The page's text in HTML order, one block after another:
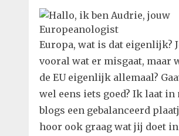
Europa, wat is dat eigenlijk?
vooral wat er misgaat, maar
de EU eigenlijk allemaal?
wel eens iets goed? Ik laat in
blogs een gebalanceerd
hoor ook graag wat jij doet